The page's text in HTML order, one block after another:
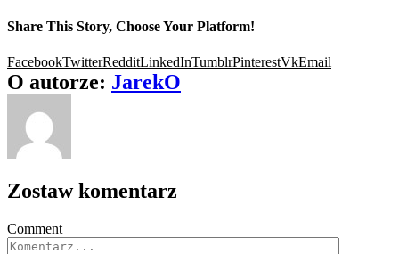
Share This Story, Choose Your Platform!
FacebookTwitterRedditLinkedInTumblrPinterestVkEmail
O autorze: JarekO
Zostaw komentarz
Comment